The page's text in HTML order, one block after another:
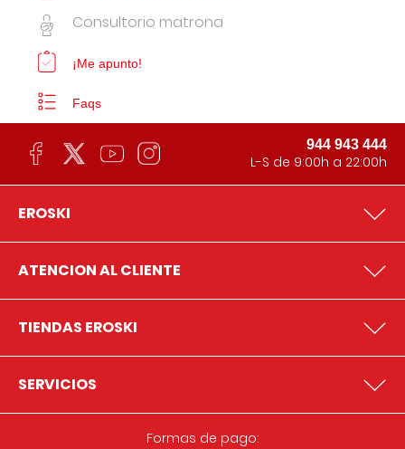
Consultorio matrona
¡Me apunto!
Faqs
944 943 444
L-S de 9:00h a 22:00h
EROSKI
ATENCION AL CLIENTE
TIENDAS EROSKI
SERVICIOS
Formas de pago: